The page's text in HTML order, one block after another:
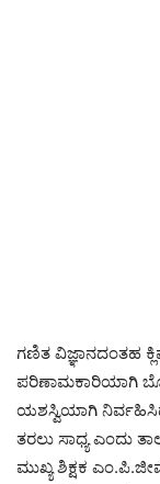
ಗಣಿತ ವಿಜ್ಞಾನದಂತಹ
ಪರಿಣಾಮಕಾರಿಯಾಗಿ
ಯಶಸ್ವಿಯಾಗಿ
ತರಲು ಸಾಧ್ಯ ಎಂದು
ಮುಖ್ಯ ಶಿಕ್ಷಕ